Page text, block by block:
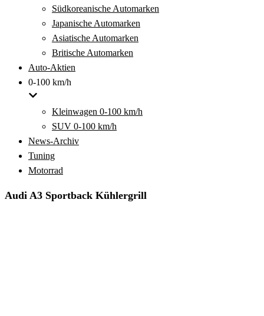
Südkoreanische Automarken
Japanische Automarken
Asiatische Automarken
Britische Automarken
Auto-Aktien
0-100 km/h
Kleinwagen 0-100 km/h
SUV 0-100 km/h
News-Archiv
Tuning
Motorrad
Audi A3 Sportback Kühlergrill